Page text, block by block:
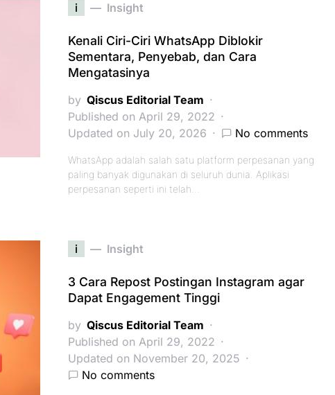
i Insight
Kenali Ciri-Ciri WhatsApp Diblokir
Sementara, Penyebab, dan Cara
Mengatasinya
by Qiscus Editorial Team
Published on April 29, 2022
Updated on July 20, 2026
No comments
WhatsApp adalah salah satu platform perpesanan yang
paling banyak digunakan di seluruh dunia. Aplikasi
perpesanan seperti ini telah…
i Insight
3 Cara Repost Postingan Instagram agar
Dapat Engagement Tinggi
by Qiscus Editorial Team
Published on April 29, 2022
Updated on November 20, 2025
No comments